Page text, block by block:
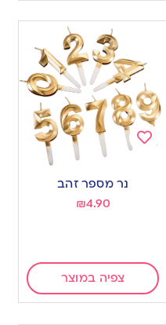
נר מספר זהב
₪4.90
צפיה במוצר